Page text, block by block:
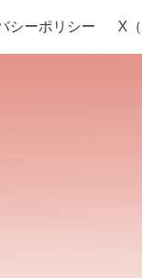
シーポリシー X